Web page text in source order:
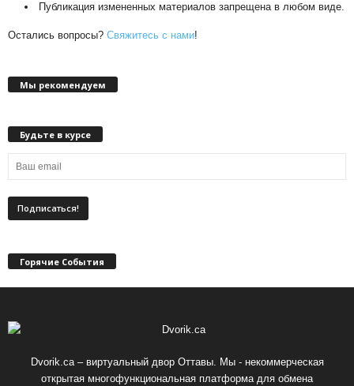
Публикация измененных материалов запрещена в любом виде.
Остались вопросы? Свяжитесь с нами!
Мы рекомендуем
Будьте в курсе
Горячие События
Dvorik.ca – виртуальный двор Оттавы. Мы - некоммерческая
открытая многофункциональная платформа для обмена